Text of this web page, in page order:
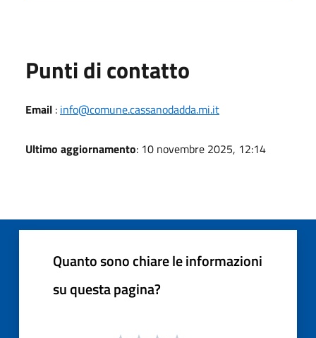
Punti di contatto
Email : info@comune.cassanodadda.mi.it
Ultimo aggiornamento: 10 novembre 2025, 12:14
Quanto sono chiare le informazioni
su questa pagina?